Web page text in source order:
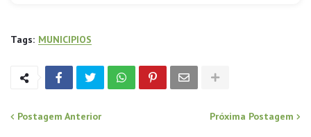
Tags: MUNICIPIOS
Postagem Anterior Próxima Postagem